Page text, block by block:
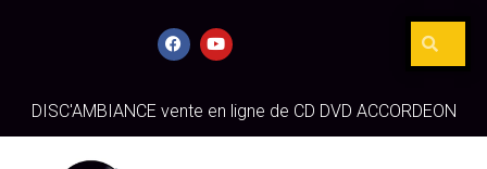
DISC'AMBIANCE vente en ligne de CD DVD ACCORDEON